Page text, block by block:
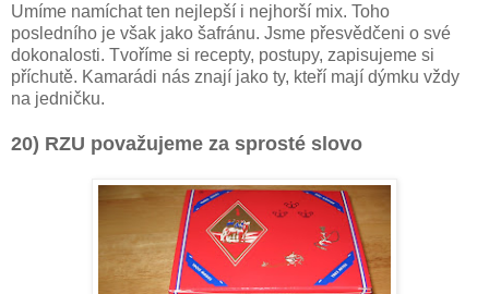
Umíme namíchat ten nejlepší i nejhorší mix. Toho
posledního je však jako šafránu. Jsme přesvědčeni o své
dokonalosti. Tvoříme si recepty, postupy, zapisujeme si
příchutě. Kamarádi nás znají jako ty, kteří mají dýmku vždy
na jedničku.
20) RZU považujeme za sprosté slovo